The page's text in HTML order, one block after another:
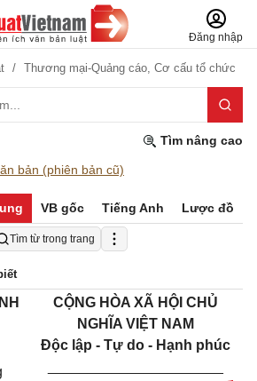
Đăng nhập
Thương mại-Quảng cáo, Cơ cấu tổ chức
Tìm nâng cao
bản (phiên bản cũ)
VB gốc Tiếng Anh Lược đồ
Tìm từ trong trang
CỘNG HÒA XÃ HỘI CHỦ
NGHĨA VIỆT NAM
Độc lập - Tự do - Hạnh phúc